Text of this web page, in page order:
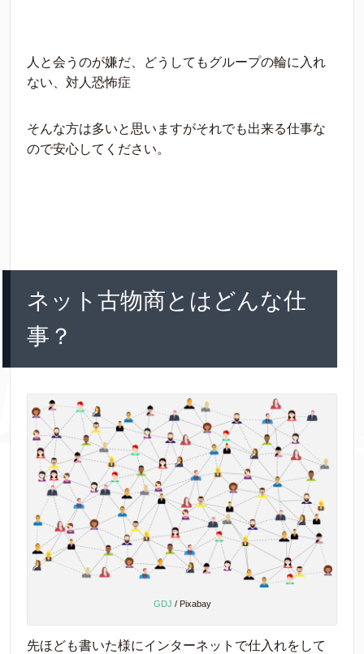
人と会うのが嫌だ、どうしてもグループの輪に入れ
ない、対人恐怖症
そんな方は多いと思いますがそれでも出来る仕事な
ので安心してください。
ネット古物商とはどんな仕
事？
GDJ / Pixabay
先ほども書いた様にインターネットで仕入れをして